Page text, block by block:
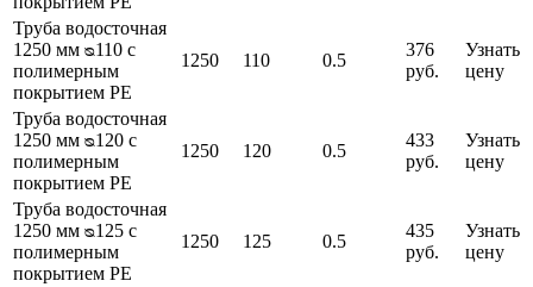
Труба водосточная
1250 мм ᴓ110 с
полимерным
покрытием PE
1250 110 0.5
376
руб.
Узнать
цену
Труба водосточная
1250 мм ᴓ120 с
полимерным
покрытием PE
1250 120 0.5
433
руб.
Узнать
цену
Труба водосточная
1250 мм ᴓ125 с
полимерным
покрытием PE
1250 125 0.5
435
руб.
Узнать
цену